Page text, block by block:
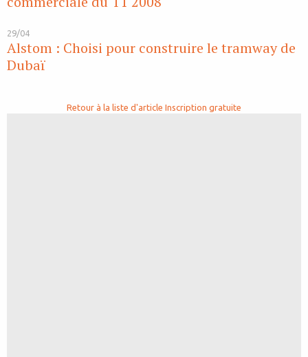
29/04
Alstom : Choisi pour construire le tramway de
Dubaï
Retour à la liste d'article Inscription gratuite